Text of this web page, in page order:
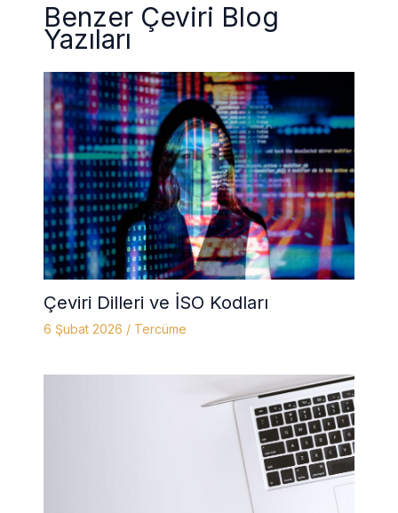
Benzer Çeviri Blog
Yazıları
Çeviri Dilleri ve İSO Kodları
6 Şubat 2026 / Tercüme